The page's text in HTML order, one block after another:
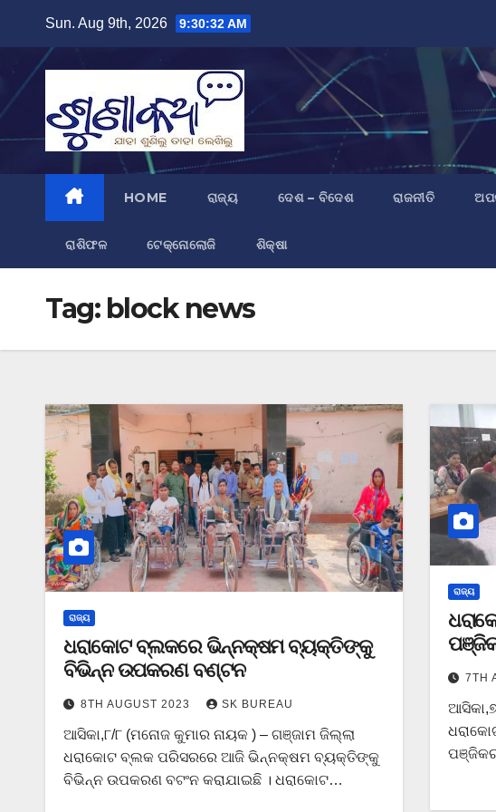
content
Sun. Aug 9th, 2026 9:30:33 AM
HOME ରାଜ୍ୟ ଦେଶ – ବିଦେଶ ରାଜନୀତି
ରାଶିଫଳ ଟେକ୍ନୋଲୋଜି ଶିକ୍ଷା
Tag: block news
ରାଜ୍ୟ
ଧରାକୋଟ ବ୍ଲକରେ ଭିନ୍ନକ୍ଷମ ବ୍ୟକ୍ତିଙ୍କୁ
ବିଭିନ୍ନ ଉପକରଣ ବଣ୍ଟନ
8TH AUGUST 2023 SK BUREAU
ଆସିକା,୮/୮ (ମନୋଜ କୁମାର ନାୟକ ) – ଗଞ୍ଜାମ ଜିଲ୍ଲା
ଧରାକୋଟ ବ୍ଲକ ପରିସରରେ ଆଜି ଭିନ୍ନକ୍ଷମ ବ୍ୟକ୍ତିଙ୍କୁ
ବିଭିନ୍ନ ଉପକରଣ ବଟଂନ କରାଯାଇଛି । ଧରାକୋଟ…
ରାଜ୍ୟ
7TH